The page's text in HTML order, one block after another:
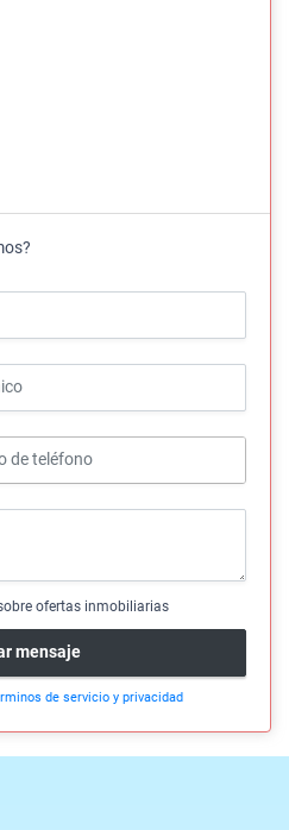
ofertas inmobiliarias
mensaje
de servicio y privacidad